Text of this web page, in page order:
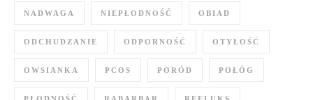
NADWAGA NIEPŁODNOŚĆ OBIAD
ODCHUDZANIE ODPORNOŚĆ OTYŁOŚĆ
OWSIANKA PCOS PORÓD POŁÓG